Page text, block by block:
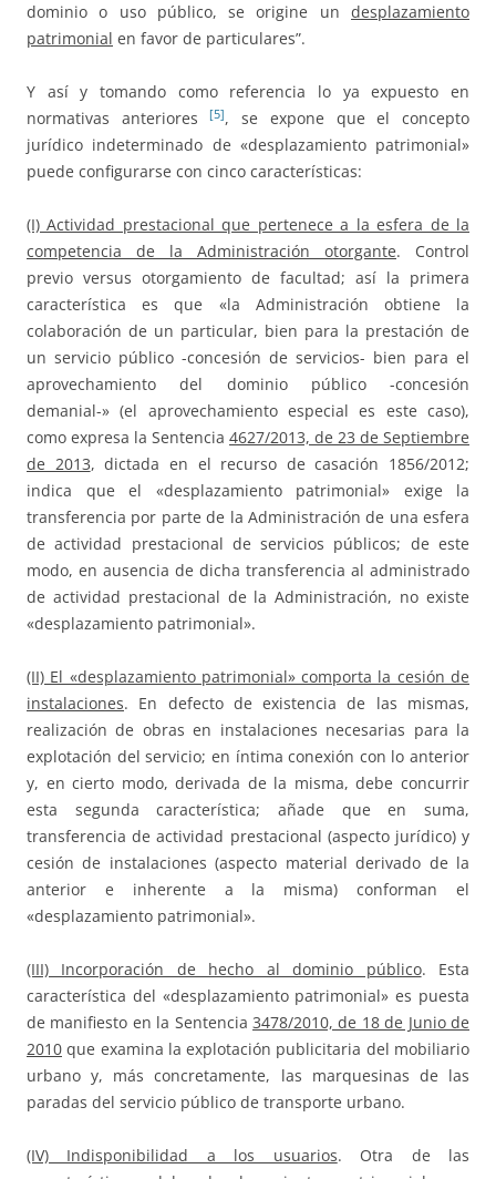
dominio o uso público, se origine un desplazamiento
patrimonial en favor de particulares”.
Y así y tomando como referencia lo ya expuesto en
normativas anteriores[5], se expone que el concepto
jurídico indeterminado de «desplazamiento patrimonial»
puede configurarse con cinco características:
(I) Actividad prestacional que pertenece a la esfera de la
competencia de la Administración otorgante. Control
previo versus otorgamiento de facultad; así la primera
característica es que «la Administración obtiene la
colaboración de un particular, bien para la prestación de
un servicio público -concesión de servicios- bien para el
aprovechamiento del dominio público -concesión
demanial-» (el aprovechamiento especial es este caso),
como expresa la Sentencia 4627/2013, de 23 de Septiembre
de 2013, dictada en el recurso de casación 1856/2012;
indica que el «desplazamiento patrimonial» exige la
transferencia por parte de la Administración de una esfera
de actividad prestacional de servicios públicos; de este
modo, en ausencia de dicha transferencia al administrado
de actividad prestacional de la Administración, no existe
«desplazamiento patrimonial».
(II) El «desplazamiento patrimonial» comporta la cesión de
instalaciones. En defecto de existencia de las mismas,
realización de obras en instalaciones necesarias para la
explotación del servicio; en íntima conexión con lo anterior
y, en cierto modo, derivada de la misma, debe concurrir
esta segunda característica; añade que en suma,
transferencia de actividad prestacional (aspecto jurídico) y
cesión de instalaciones (aspecto material derivado de la
anterior e inherente a la misma) conforman el
«desplazamiento patrimonial».
(III) Incorporación de hecho al dominio público. Esta
característica del «desplazamiento patrimonial» es puesta
de manifiesto en la Sentencia 3478/2010, de 18 de Junio de
2010 que examina la explotación publicitaria del mobiliario
urbano y, más concretamente, las marquesinas de las
paradas del servicio público de transporte urbano.
(IV) Indisponibilidad a los usuarios. Otra de las